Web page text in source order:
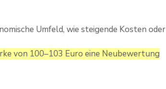
Umfeld, wie steigende Kosten oder
von 100–103 Euro eine Neubewertung